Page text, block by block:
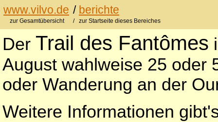
www.vilvo.de / berichte
zur Gesamtübersicht / zur Startseite dieses Bereiches
Der Trail des Fantômes
August wahlweise 25 oder
oder Wanderung an der
Weitere Informationen